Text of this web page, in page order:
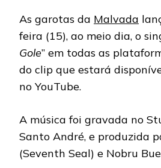
As garotas da Malvada
feira (15), ao meio dia, o
Gole” em todas as
do clip que estará
no YouTube.
A música foi gravada no
Santo André, e produzida
(Seventh Seal) e Nobru